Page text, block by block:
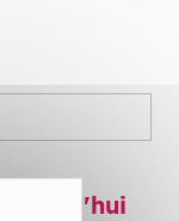
Aujourd'hui